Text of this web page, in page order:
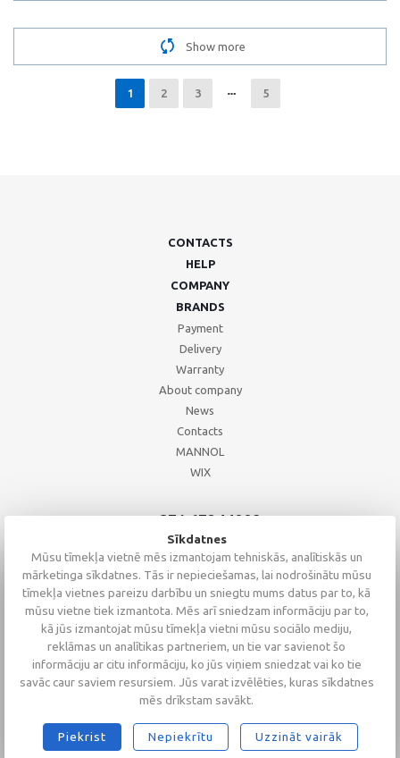
Show more
1 2 3 5
CONTACTS
HELP
COMPANY
BRANDS
Payment
Delivery
Warranty
About company
News
Contacts
MANNOL
WIX
+371 67244008
+371 67271055
+371 26002793
2026 © Altaserviss SIA
Sīkdatnes
Mūsu tīmekļa vietnē mēs izmantojam tehniskās, analītiskās un
mārketinga sīkdatnes. Tās ir nepieciešamas, lai nodrošinātu mūsu
tīmekļa vietnes pareizu darbību un sniegtu mums datus par to, kā
mūsu vietne tiek izmantota. Mēs arī sniedzam informāciju par to,
kā jūs izmantojat mūsu tīmekļa vietni mūsu sociālo mediju,
reklāmas un analītikas partneriem, un tie var savienot šo
informāciju ar citu informāciju, ko jūs viņiem sniedzat vai ko tie
savāc caur saviem resursiem. Jūs varat izvēlēties, kuras sīkdatnes
mēs drīkstam savākt.
Piekrist Nepiekrītu Uzzināt vairāk